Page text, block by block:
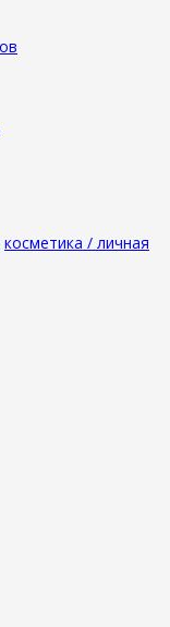
косметика / личная